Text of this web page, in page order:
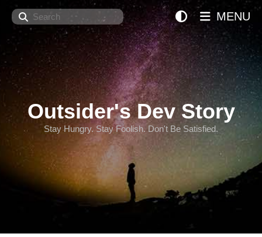
Search
Outsider's Dev Story
Stay Hungry. Stay Foolish. Don't Be Satisfied.
MENU